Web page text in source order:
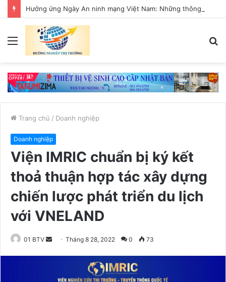
Trang chủ / Doanh nghiệp
Doanh nghiệp
Viện IMRIC chuẩn bị ký kết
thoả thuận hợp tác xây dựng
chiến lược phát triển du lịch
với VNELAND
01 BTV Tháng 8 28, 2022 0 73